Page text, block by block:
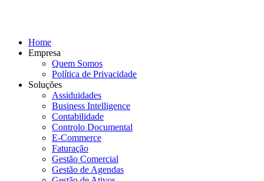
Home
Empresa
Quem Somos
Política de Privacidade
Soluções
Assiduidades
Business Intelligence
Contabilidade
Controlo Documental
E-Commerce
Faturação
Gestão Comercial
Gestão de Agendas